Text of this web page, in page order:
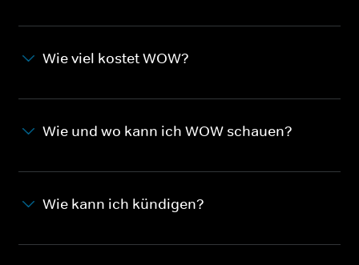
Wie viel kostet WOW?
Wie und wo kann ich WOW schauen?
Wie kann ich kündigen?